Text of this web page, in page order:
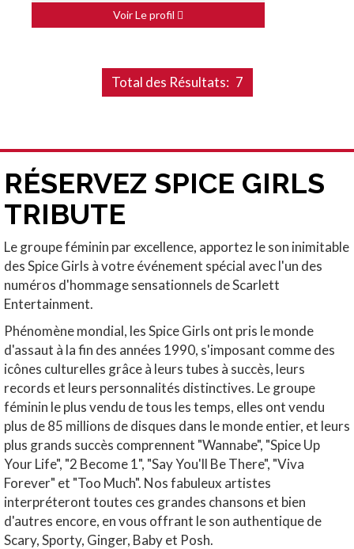
Voir Le profil
Total des Résultats: 7
RÉSERVEZ SPICE GIRLS
TRIBUTE
Le groupe féminin par excellence, apportez le son inimitable
des Spice Girls à votre événement spécial avec l'un des
numéros d'hommage sensationnels de Scarlett
Entertainment.
Phénomène mondial, les Spice Girls ont pris le monde
d'assaut à la fin des années 1990, s'imposant comme des
icônes culturelles grâce à leurs tubes à succès, leurs
records et leurs personnalités distinctives. Le groupe
féminin le plus vendu de tous les temps, elles ont vendu
plus de 85 millions de disques dans le monde entier, et leurs
plus grands succès comprennent "Wannabe", "Spice Up
Your Life", "2 Become 1", "Say You'll Be There", "Viva
Forever" et "Too Much". Nos fabuleux artistes
interpréteront toutes ces grandes chansons et bien
d'autres encore, en vous offrant le son authentique de
Scary, Sporty, Ginger, Baby et Posh.